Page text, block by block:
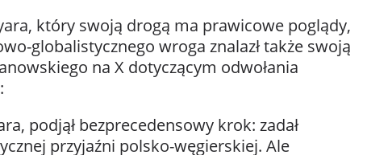
który swoją drogą ma prawicowe poglądy,
globalistycznego wroga znalazł także swoją
na X dotyczącym odwołania
podjął bezprecedensowy krok: zadał
przyjaźni polsko-węgierskiej. Ale